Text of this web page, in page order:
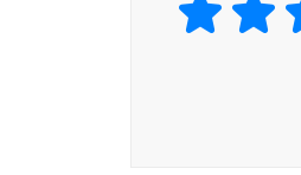
프랭클린은 말한다